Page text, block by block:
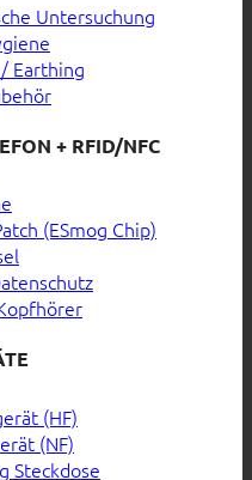
Untersuchung
Earthing
+ RFID/NFC
(ESmog Chip)
(HF)
(NF)
Steckdose